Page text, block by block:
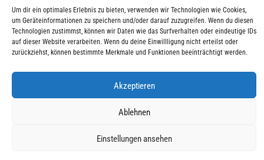
Um dir ein optimales Erlebnis zu bieten, verwenden wir Technologien wie Cookies,
um Geräteinformationen zu speichern und/oder darauf zuzugreifen. Wenn du diesen
Technologien zustimmst, können wir Daten wie das Surfverhalten oder eindeutige IDs
auf dieser Website verarbeiten. Wenn du deine Einwillligung nicht erteilst oder
zurückziehst, können bestimmte Merkmale und Funktionen beeinträchtigt werden.
Akzeptieren
Ablehnen
Einstellungen ansehen
Impressum | © 2025 AWO Ausbildung